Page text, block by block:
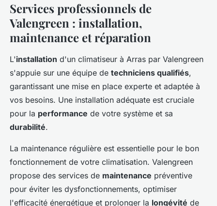
Services professionnels de
Valengreen : installation,
maintenance et réparation
L'installation d'un climatiseur à Arras par Valengreen
s'appuie sur une équipe de techniciens qualifiés,
garantissant une mise en place experte et adaptée à
vos besoins. Une installation adéquate est cruciale
pour la performance de votre système et sa
durabilité.
La maintenance régulière est essentielle pour le bon
fonctionnement de votre climatisation. Valengreen
propose des services de maintenance préventive
pour éviter les dysfonctionnements, optimiser
l'efficacité énergétique et prolonger la longévité de